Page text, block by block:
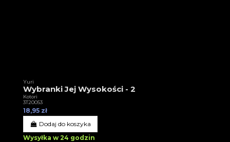
Yuri
Wybranki Jej Wysokości - 2
Kotori
3T20053
18,95 zł
Dodaj do koszyka
Wysyłka w 24 godzin